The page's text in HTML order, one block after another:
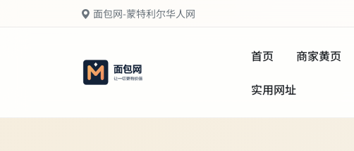
面包网-蒙特利尔华人网
首页 商家黄页
实用网址